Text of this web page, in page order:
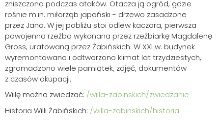
zniszczona podczas ataków. Otacza ją ogród, gdzie
rośnie m.in. miłorząb japoński - drzewo zasadzone
przez Jana. W jej pobliżu stoi odlew kaczora, pierwsza
powojenna rzeźba wykonana przez rzeźbiarkę Magdalenę
Gross, uratowaną przez Żabińskich. W XXI w. budynek
wyremontowano i odtworzono klimat lat trzydziestych,
zgromadzono wiele pamiątek, zdjęć, dokumentów
z czasów okupacji.
Willę można zwiedzać: /willa-zabinskich/zwiedzanie
Historia Willi Żabińskich: /willa-zabinskich/historia